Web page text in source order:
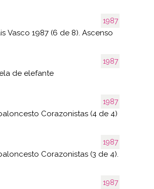
1987
Vasco 1987 (6 de 8). Ascenso
1987
de elefante
1987
Corazonistas (4 de 4)
1987
Corazonistas (3 de 4).
1987